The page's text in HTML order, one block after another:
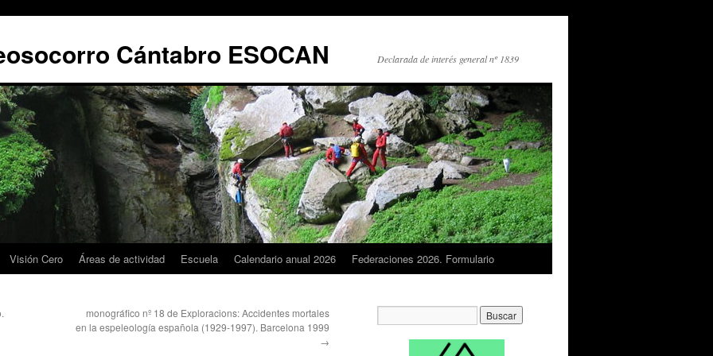
Cántabro ESOCAN Declarada de interés general nº 1839
Visión Cero Áreas de actividad Escuela Calendario anual 2026 Federaciones 2026. Formulario
monográfico nº 18 de Exploracions: Accidentes mortales
en la espeleología española (1929-1997). Barcelona 1999
→